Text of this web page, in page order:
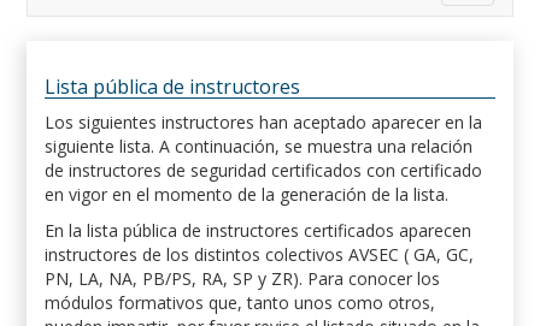
Lista pública de instructores
Los siguientes instructores han aceptado aparecer en la
siguiente lista. A continuación, se muestra una relación
de instructores de seguridad certificados con certificado
en vigor en el momento de la generación de la lista.
En la lista pública de instructores certificados aparecen
instructores de los distintos colectivos AVSEC ( GA, GC,
PN, LA, NA, PB/PS, RA, SP y ZR). Para conocer los
módulos formativos que, tanto unos como otros,